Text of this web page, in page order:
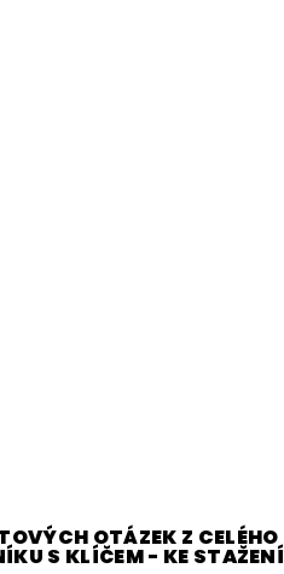
OTÁZEK Z CELÉHO
S KLÍČEM - KE STAŽENÍ